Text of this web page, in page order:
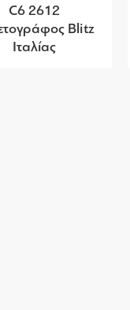
C6 2612
Blitz
Ιταλίας